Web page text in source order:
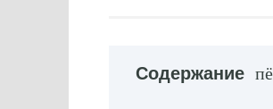
Содержание